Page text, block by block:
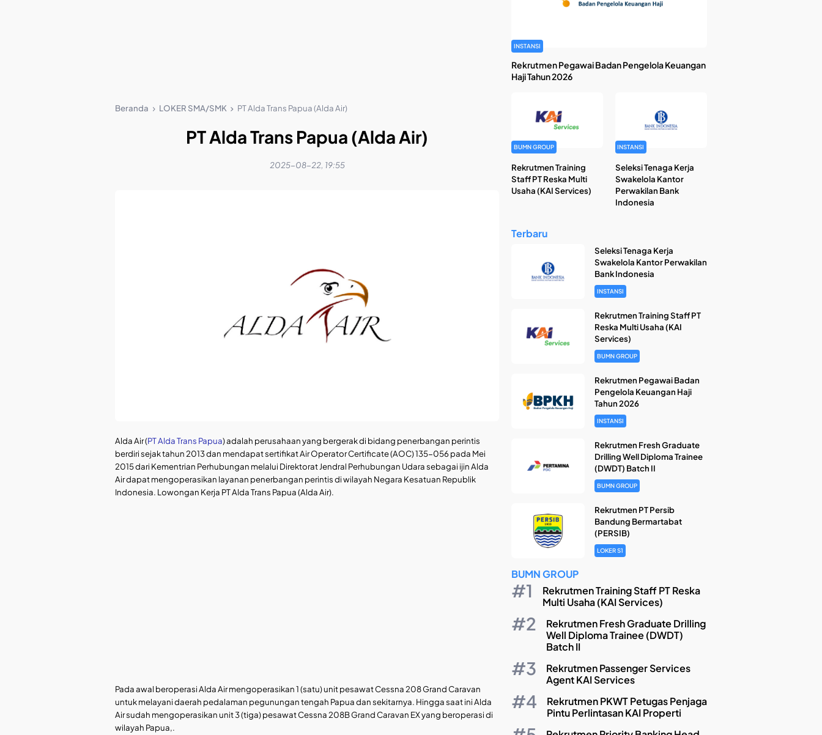
Beranda LOKER SMA/SMK PT Alda Trans Papua (Alda Air)
PT Alda Trans Papua (Alda Air)
2025-08-22, 19:55
Alda Air (PT Alda Trans Papua) adalah perusahaan yang bergerak di bidang penerbangan perintis
berdiri sejak tahun 2013 dan mendapat sertifikat Air Operator Certificate (AOC) 135-056 pada Mei
2015 dari Kementrian Perhubungan melalui Direktorat Jendral Perhubungan Udara sebagai ijin Alda
Air dapat mengoperasikan layanan penerbangan perintis di wilayah Negara Kesatuan Republik
Indonesia. Lowongan Kerja PT Alda Trans Papua (Alda Air).
Pada awal beroperasi Alda Air mengoperasikan 1 (satu) unit pesawat Cessna 208 Grand Caravan
untuk melayani daerah pedalaman pegunungan tengah Papua dan sekitarnya. Hingga saat ini Alda
Air sudah mengoperasikan unit 3 (tiga) pesawat Cessna 208B Grand Caravan EX yang beroperasi di
wilayah Papua,.
INSTANSI
Rekrutmen Pegawai Badan Pengelola Keuangan
Haji Tahun 2026
BUMN GROUP
Rekrutmen Training
Staff PT Reska Multi
Usaha (KAI Services)
INSTANSI
Seleksi Tenaga Kerja
Swakelola Kantor
Perwakilan Bank
Indonesia
Terbaru
Seleksi Tenaga Kerja
Swakelola Kantor Perwakilan
Bank Indonesia
INSTANSI
Rekrutmen Training Staff PT
Reska Multi Usaha (KAI
Services)
BUMN GROUP
Rekrutmen Pegawai Badan
Pengelola Keuangan Haji
Tahun 2026
INSTANSI
Rekrutmen Fresh Graduate
Drilling Well Diploma Trainee
(DWDT) Batch II
BUMN GROUP
Rekrutmen PT Persib
Bandung Bermartabat
(PERSIB)
LOKER S1
BUMN GROUP
Rekrutmen Training Staff PT Reska
Multi Usaha (KAI Services)
Rekrutmen Fresh Graduate Drilling
Well Diploma Trainee (DWDT)
Batch II
Rekrutmen Passenger Services
Agent KAI Services
Rekrutmen PKWT Petugas Penjaga
Pintu Perlintasan KAI Properti